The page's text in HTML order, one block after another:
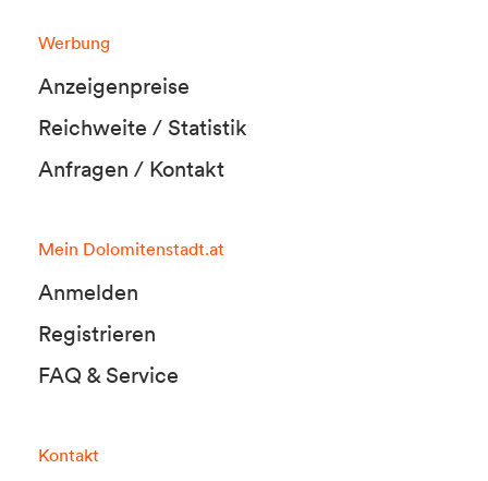
Werbung
Anzeigenpreise
Reichweite / Statistik
Anfragen / Kontakt
Mein Dolomitenstadt.at
Anmelden
Registrieren
FAQ & Service
Kontakt